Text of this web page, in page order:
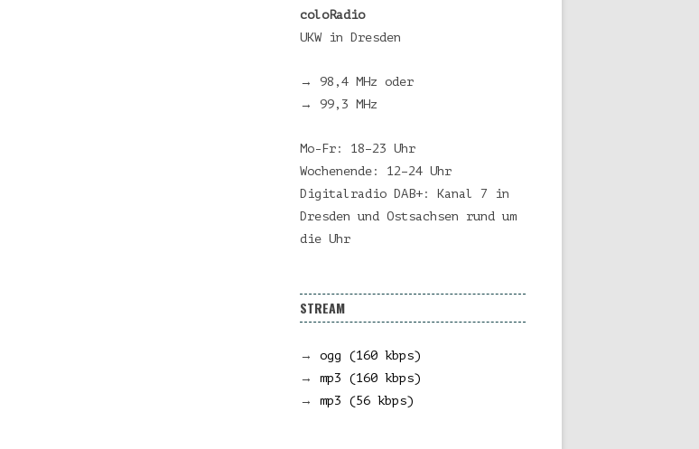
coloRadio
UKW in Dresden
→ 98,4 MHz oder
→ 99,3 MHz
Mo-Fr: 18–23 Uhr
Wochenende: 12–24 Uhr
Digitalradio DAB+: Kanal 7 in
Dresden und Ostsachsen rund um
die Uhr
STREAM
→ ogg (160 kbps)
→ mp3 (160 kbps)
→ mp3 (56 kbps)